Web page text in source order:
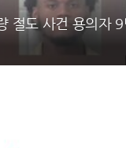
절도 사건 용의자